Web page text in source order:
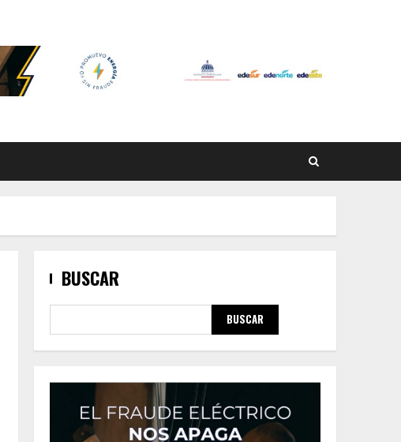
BUSCAR
BUSCAR